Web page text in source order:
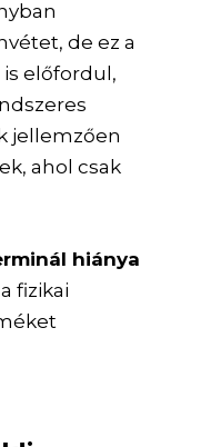
de ez a
előfordul,
jellemzően
ahol csak
hiánya
fizikai